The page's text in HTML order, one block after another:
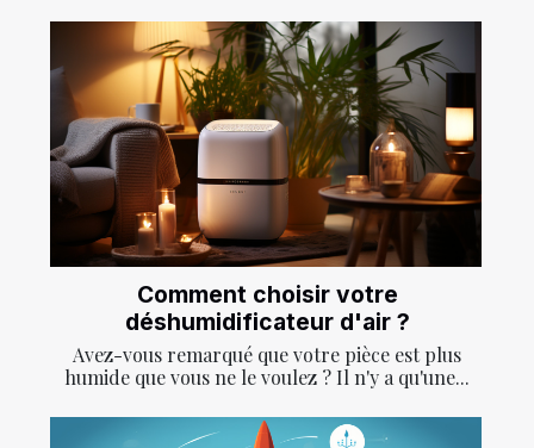
Comment choisir votre
déshumidificateur d'air ?
Avez-vous remarqué que votre pièce est plus
humide que vous ne le voulez ? Il n'y a qu'une...